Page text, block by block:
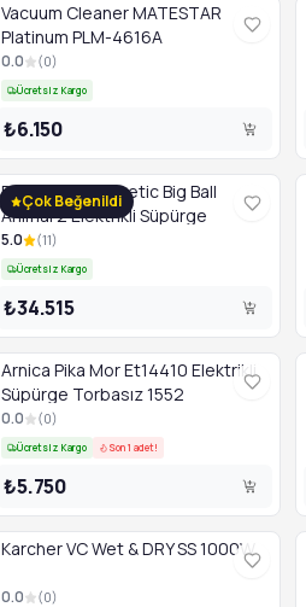
Vacuum Cleaner MATESTAR
Platinum PLM-4616A
0.0 (0)
Ücretsiz Kargo
₺6.150
Çok Beğenildi
Dyson CY26 Cinetic Big Ball
Animal 2 Elektrikli Süpürge
5.0 (11)
Ücretsiz Kargo
₺34.515
Arnica Pika Mor Et14410 Elektrikli
Süpürge Torbasız 1552
0.0 (0)
Ücretsiz Kargo Son 1 adet!
₺5.750
Karcher VC Wet & DRY SS 1000W
0.0 (0)